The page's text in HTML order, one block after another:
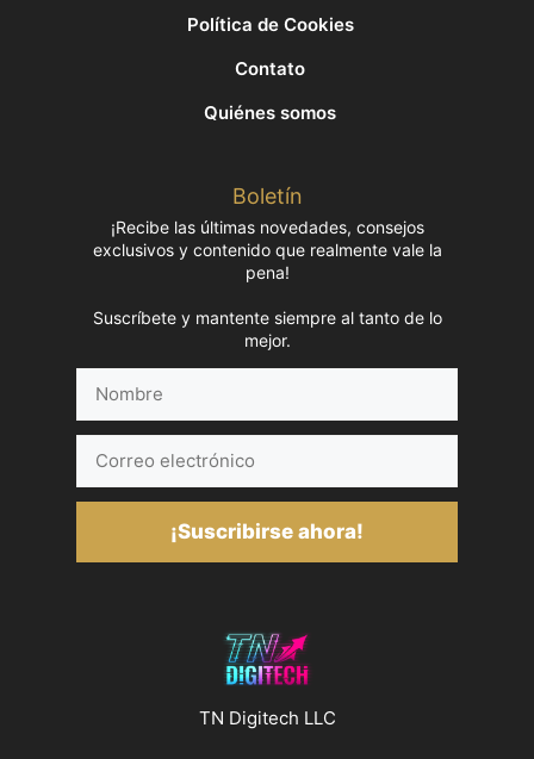
Política de Cookies
Contato
Quiénes somos
Boletín
¡Recibe las últimas novedades, consejos
exclusivos y contenido que realmente vale la
pena!
Suscríbete y mantente siempre al tanto de lo
mejor.
electrónico
¡Suscribirse ahora!
TN Digitech LLC